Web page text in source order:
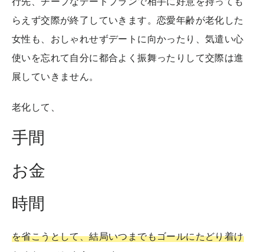
らえず交際が終了していきます。恋愛年齢が老化した
女性も、おしゃれせずデートに向かったり、気遣い心
使いを忘れて自分に都合よく振舞ったりして交際は進
展していきません。
老化して、
手間
お金
時間
を省こうとして、結局いつまでもゴールにたどり着け